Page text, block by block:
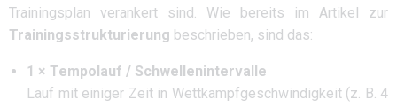
Trainingsplan verankert sind. Wie bereits im Artikel zur
Trainingsstrukturierung beschrieben, sind das:
1 × Tempolauf / Schwellenintervalle
Lauf mit einiger Zeit in Wettkampfgeschwindigkeit (z. B. 4